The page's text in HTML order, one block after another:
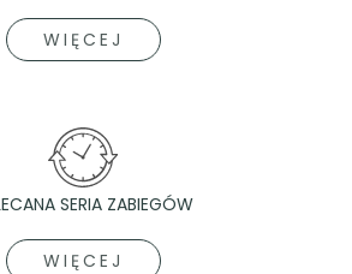
WIĘCEJ
SERIA ZABIEGÓW
WIĘCEJ